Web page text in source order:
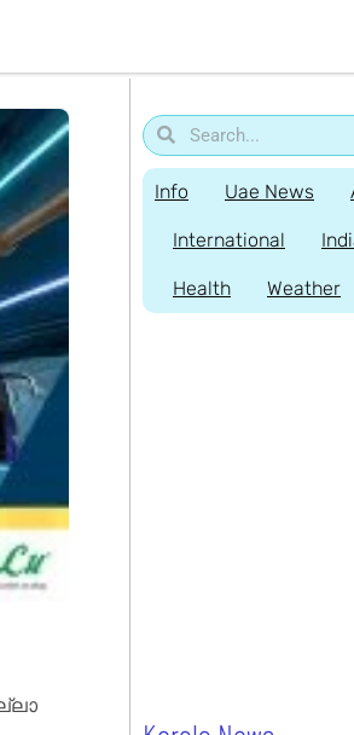
Info Uae News
International
Health Weather